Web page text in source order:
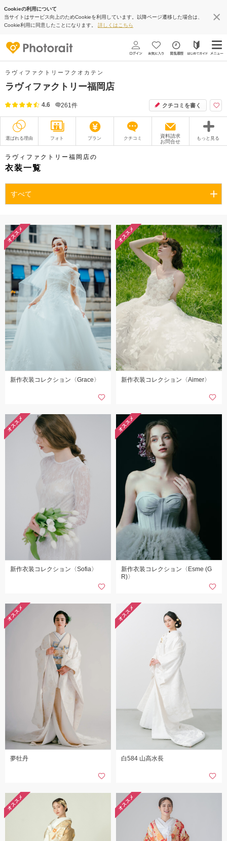
Cookieの利用について
当サイトはサービス向上のためCookieを利用しています。以降ページ遷移した場合は、
Cookie利用に同意したことになります。 詳しくはこちら
ラヴィファクトリーフクオカテン
ラヴィファクトリー福岡店
4.6 261 件 クチコミを書く
選ばれる理由 フォト プラン クチコミ
資料請求
お問合せ
もっと見る
撮影レポート
オプション
こだわりポイント
スタジオでの撮影 海での撮影
庭園での撮影 豊富な色打掛・着物
豊富な白無垢
歴史的建造物での撮影
エンゲージフォト
マタニティフォト
チャペルでの撮影
ペットと撮影
ラヴィファクトリー福岡店の
衣装一覧
すべて
オススメ
新作衣装コレクション〈Grace〉
オススメ
新作衣装コレクション〈Aimer〉
オススメ
新作衣装コレクション〈Sofia〉
オススメ
新作衣装コレクション〈Esme (G
R)〉
オススメ
夢牡丹
オススメ
白584 山高水長
オススメ オススメ